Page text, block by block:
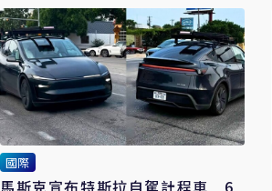
國際
馬斯克宣布特斯拉自駕計程車 6